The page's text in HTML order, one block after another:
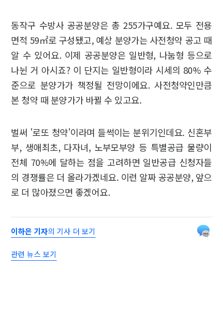
동작구 수방사 공공분양은 총 255가구예요. 모두 전용
면적 59㎡로 구성됐고, 예상 분양가는 사전청약 공고 때
알 수 있어요. 이제 공공분양은 일반형, 나눔형 등으로
나뉜 거 아시죠? 이 단지는 일반형이라 시세의 80% 수
준으로 분양가가 책정될 전망이에요. 사전청약인만큼
본 청약 때 분양가가 바뀔 수 있고요.
벌써 '로또 청약'이라며 들썩이는 분위기인데요. 신혼부
부, 생애최초, 다자녀, 노부모부양 등 특별공급 물량이
전체 70%에 달하는 점을 고려하면 일반공급 신청자들
의 경쟁률은 더 올라가겠네요. 이런 알짜 공공분양, 앞으
로 더 많아졌으면 좋겠어요.
이하은 기자의 기사 더 보기
관련 뉴스 보기